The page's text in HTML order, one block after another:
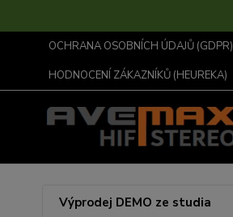
OCHRANA OSOBNÍCH ÚDAJŮ (GDPR)
HODNOCENÍ ZÁKAZNÍKŮ (HEUREKA)
Výprodej DEMO ze studia